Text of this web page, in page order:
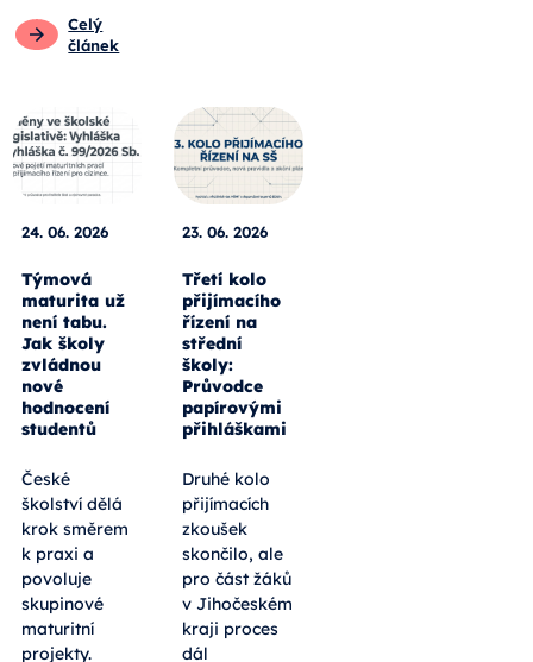
Celý
článek
24. 06. 2026
Týmová
maturita už
není tabu.
Jak školy
zvládnou
nové
hodnocení
studentů
České
školství dělá
krok směrem
k praxi a
povoluje
skupinové
maturitní
projekty.
23. 06. 2026
Třetí kolo
přijímacího
řízení na
střední
školy:
Průvodce
papírovými
přihláškami
Druhé kolo
přijímacích
zkoušek
skončilo, ale
pro část žáků
v Jihočeském
kraji proces
dál